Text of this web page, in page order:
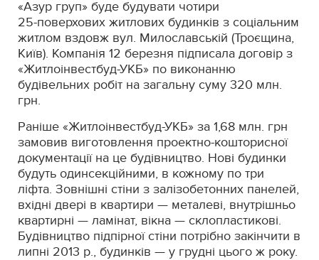
«Азур груп» буде будувати чотири
25-поверхових житлових будинків з соціальним
житлом вздовж вул. Милославській (Троєщина,
Київ). Компанія 12 березня підписала договір з
«Житлоінвестбуд-УКБ» по виконанню
будівельних робіт на загальну суму 320 млн.
грн.
Раніше «Житлоінвестбуд-УКБ» за 1,68 млн. грн
замовив виготовлення проектно-кошторисної
документації на це будівництво. Нові будинки
будуть одинсекційними, в кожному по три
ліфта. Зовнішні стіни з залізобетонних панелей,
вхідні двері в квартири — металеві, внутрішньо
квартирні — ламінат, вікна — склопластикові.
Будівництво підпірної стіни потрібно закінчити в
липні 2013 р., будинків — у грудні цього ж року.